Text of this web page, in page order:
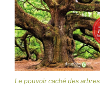
Le pouvoir caché des arbres